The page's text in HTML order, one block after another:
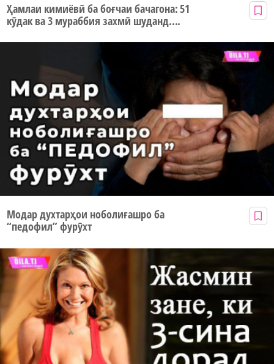
Ҳамлаи кимиёвӣ ба боғчаи бачагона: 51
кӯдак ва 3 мураббия захмӣ шуданд....
Модар духтарҳои ноболиғашро ба
“педофил” фурӯхт